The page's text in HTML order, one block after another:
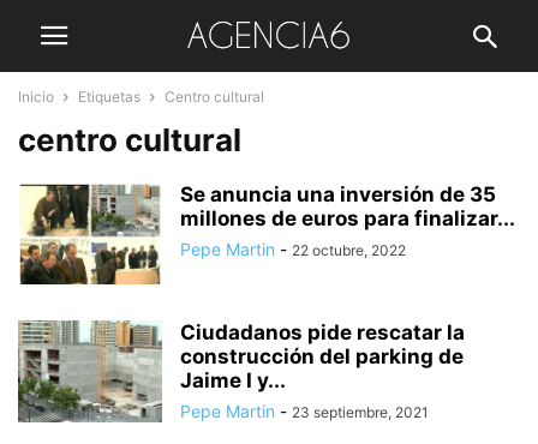
Inicio Etiquetas Centro cultural
centro cultural
Se anuncia una inversión de 35
millones de euros para finalizar...
Pepe Martin - 22 octubre, 2022
Ciudadanos pide rescatar la
construcción del parking de
Jaime I y...
Pepe Martin - 23 septiembre, 2021